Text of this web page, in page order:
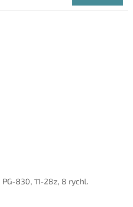
830, 11-28z, 8 rychl.